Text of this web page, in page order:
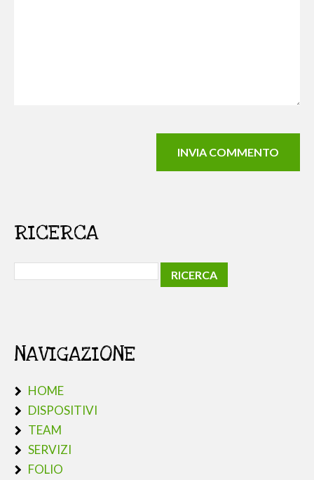
RICERCA
NAVIGAZIONE
HOME
DISPOSITIVI
TEAM
SERVIZI
FOLIO